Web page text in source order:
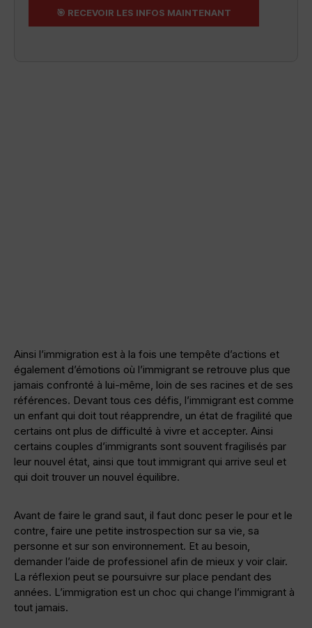
Ainsi l’immigration est à la fois une tempête d’actions et
également d’émotions où l’immigrant se retrouve plus que
jamais confronté à lui-même, loin de ses racines et de ses
références. Devant tous ces défis, l’immigrant est comme
un enfant qui doit tout réapprendre, un état de fragilité que
certains ont plus de difficulté à vivre et accepter. Ainsi
certains couples d’immigrants sont souvent fragilisés par
leur nouvel état, ainsi que tout immigrant qui arrive seul et
qui doit trouver un nouvel équilibre.
Avant de faire le grand saut, il faut donc peser le pour et le
contre, faire une petite instrospection sur sa vie, sa
personne et sur son environnement. Et au besoin,
demander l’aide de professionel afin de mieux y voir clair.
La réflexion peut se poursuivre sur place pendant des
années. L’immigration est un choc qui change l’immigrant à
tout jamais.